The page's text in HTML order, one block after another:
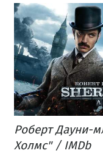
Роберт Дауни-
Холмс" / IMDb